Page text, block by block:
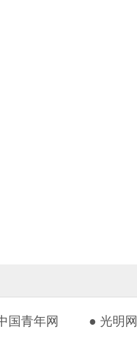
国青年网 ● 光明网